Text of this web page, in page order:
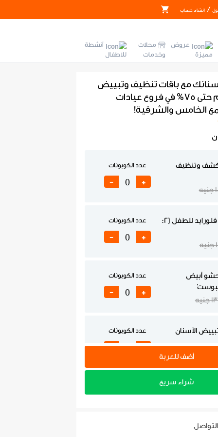
/ انشاء حساب
عروض
مميزة
محلات
وخدمات
أنشطة
للاطفال
مع باقات تنظيف وتبييض
الأسنان بخصم حتى 75% في فروع عيادات
الخامس والشرقية!
وتنظيف
عدد الكوبونات
+
-
كوبون جلسة فلورايد للطفل (2:
عدد الكوبونات
+
-
أبيض
جنيه
عدد الكوبونات
+
-
الأسنان
عدد الكوبونات
+
-
أضف للعربة
شراء سريع